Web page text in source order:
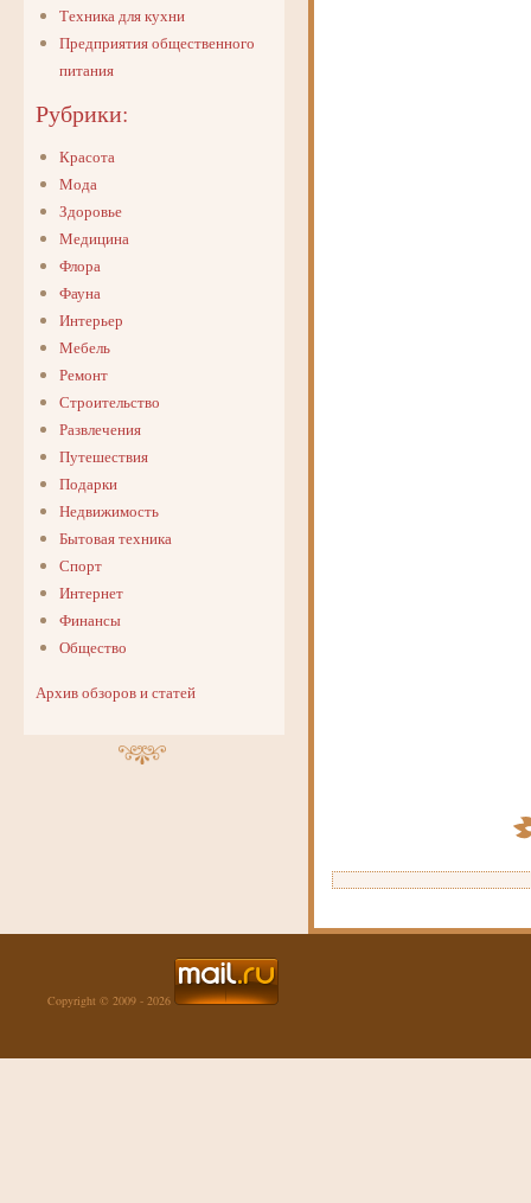
Техника для кухни
Предприятия общественного
питания
Рубрики:
Красота
Мода
Здоровье
Медицина
Флора
Фауна
Интерьер
Мебель
Ремонт
Строительство
Развлечения
Путешествия
Подарки
Недвижимость
Бытовая техника
Спорт
Интернет
Финансы
Общество
Архив обзоров и статей
Copyright © 2009 - 2026